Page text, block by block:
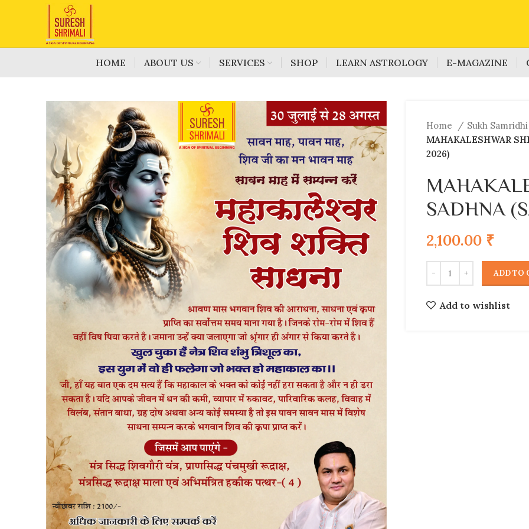
HOME ABOUT US SERVICES SHOP LEARN ASTROLOGY E-MAGAZINE
Home
Sukh
MAHAKALESHWAR
2026)
SADHNA
2,100.00 ₹
ADD TO
Add to wishlist